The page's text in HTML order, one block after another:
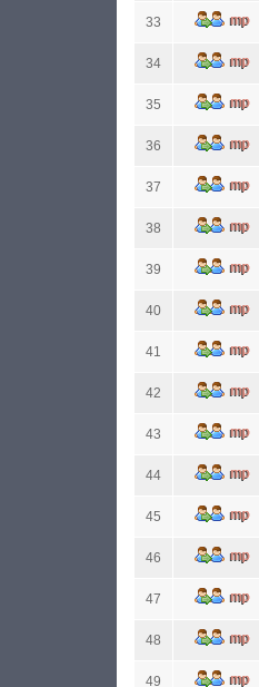
33
34
35
36
37
38
39
40
41
42
43
44
45
46
47
48
49